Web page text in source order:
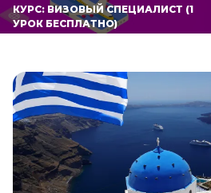
КУРС: ВИЗОВЫЙ СПЕЦИАЛИСТ (1
УРОК БЕСПЛАТНО)